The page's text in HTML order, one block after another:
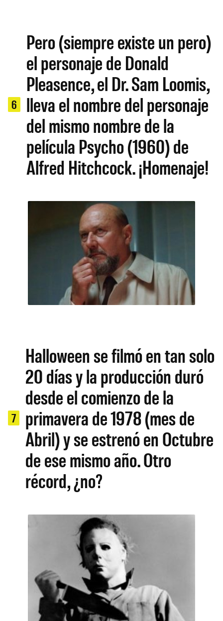
6
Pero (siempre existe un pero)
el personaje de Donald
Pleasence, el Dr. Sam Loomis,
lleva el nombre del personaje
del mismo nombre de la
película Psycho (1960) de
Alfred Hitchcock. ¡Homenaje!
7
Halloween se filmó en tan solo
20 días y la producción duró
desde el comienzo de la
primavera de 1978 (mes de
Abril) y se estrenó en Octubre
de ese mismo año. Otro
récord, ¿no?